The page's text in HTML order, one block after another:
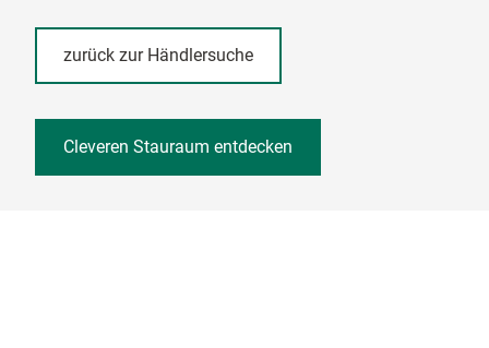
zurück zur Händlersuche
Cleveren Stauraum entdecken